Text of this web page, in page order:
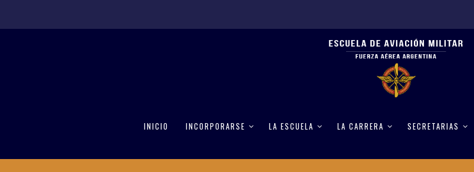
INICIO INCORPORARSE LA ESCUELA LA CARRERA SECRETARIAS